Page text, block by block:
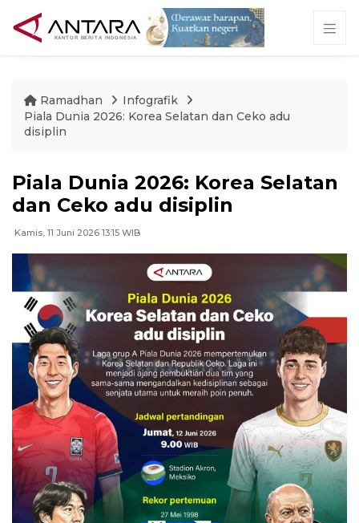
Ramadhan
Infografik
Piala Dunia 2026: Korea Selatan dan Ceko adu
disiplin
Piala Dunia 2026: Korea Selatan
dan Ceko adu disiplin
Kamis, 11 Juni 2026 13:15 WIB